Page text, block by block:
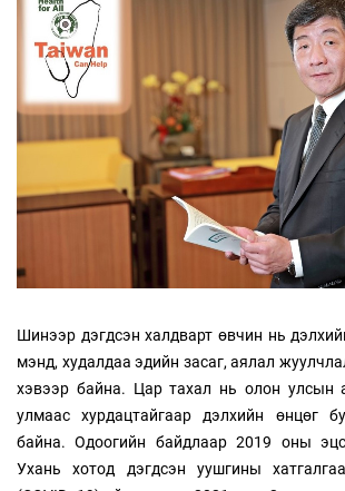
Шинээр дэгдсэн халдварт өвчин нь
мэнд, худалдаа эдийн засаг, аялал
хэвээр байна. Цар тахал нь олон улсын
улмаас хурдацтайгаар дэлхийн өнцөг
байна. Одоогийн байдлаар 2019 оны
Ухань хотод дэгдсэн уушгины